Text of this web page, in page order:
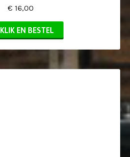
€ 16,00
KLIK EN BESTEL